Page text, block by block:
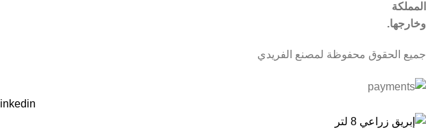
المملكة
وخارجها.
جميع الحقوق محفوظة لمصنع الفريدي
linkedin